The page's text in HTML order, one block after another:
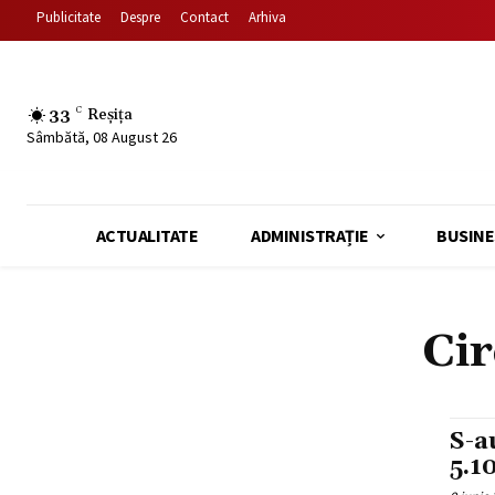
Publicitate Despre Contact Arhiva
33 C Reșița
Sâmbătă, 08 August 26
ACTUALITATE ADMINISTRAȚIE
S-